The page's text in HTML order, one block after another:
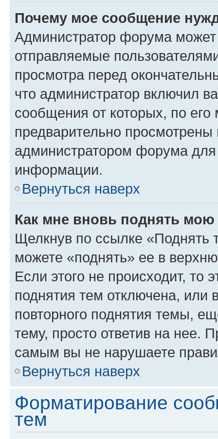
Почему мое сообщение
Администратор форума
отправляемые
просмотра перед
что администратор включил
сообщения от которых, по
предварительно
администратором форума
информации.
Вернуться наверх
Как мне вновь поднять мою
Щелкнув по ссылке «Поднять
можете «поднять» ее в
Если этого не происходит, то
поднятия тем отключена, или
повторного поднятия темы,
тему, просто ответив на нее.
самым вы не нарушаете
Вернуться наверх
Форматирование
тем